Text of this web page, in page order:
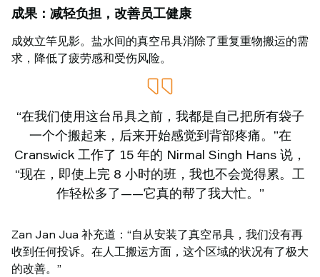
成果：减轻负担，改善员工健康
成效立竿见影。盐水间的真空吊具消除了重复重物搬运的需
求，降低了疲劳感和受伤风险。
“在我们使用这台吊具之前，我都是自己把所有袋子
一个个搬起来，后来开始感觉到背部疼痛。”在
Cranswick 工作了 15 年的 Nirmal Singh Hans 说，
“现在，即使上完 8 小时的班，我也不会觉得累。工
作轻松多了——它真的帮了我大忙。”
Zan Jan Jua 补充道：“自从安装了真空吊具，我们没有再
收到任何投诉。在人工搬运方面，这个区域的状况有了极大
的改善。”